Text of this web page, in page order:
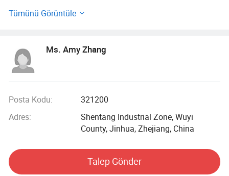
ihracatçıdan biri olma becerisine sahip olmuştur.
üretim alanına sahip bir alanı kapsamaktadır. Enjeksiyon
atölyeleri, makine atölyeleri, montaj atölyeleri, 10 montaj
hattı bulunmaktadır. Ayrıca kendi fabrikamızda bahçe
profesyonel bir laboratuarımız var.
Fabrikamızda 10 mühendis, 30 kalite kontrol personeli ve
200 kalifiye operatör bulunmaktadır.
Profesyonel ortaklar ve kendin yap pazarı için OEM bahçe
aletleri konusunda uzmanlaşıyoruz. Örneğin, yaklaşık 6
Tümünü Görüntüle
Ms. Amy Zhang
Posta Kodu:
321200
Adres:
Shentang Industrial Zone, Wuyi
County, Jinhua, Zhejiang, China
Talep Gönder